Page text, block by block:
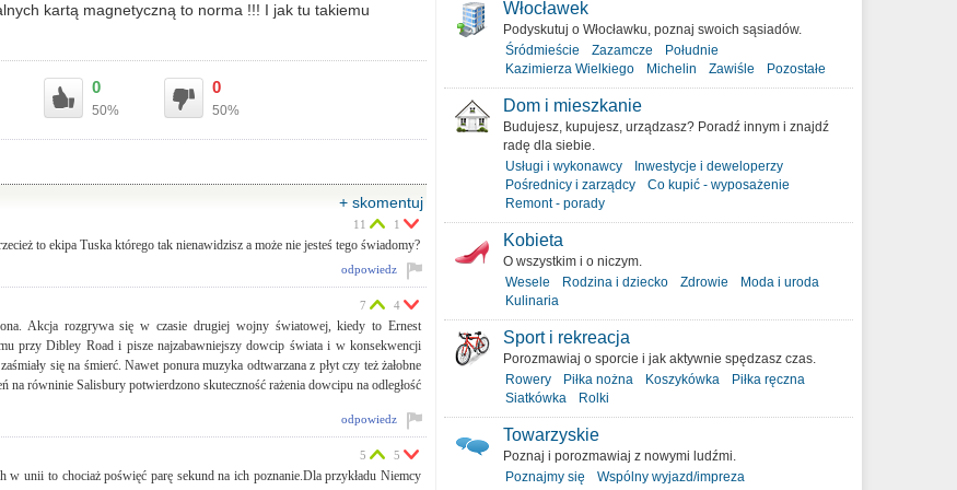
kartą magnetyczną to norma !!! I jak tu takiemu
0
50%
0
50%
+ skomentuj
to ekipa Tuska którego tak nienawidzisz a może nie jesteś tego świadomy?
11 1
odpowiedz
Akcja rozgrywa się w czasie drugiej wojny światowej, kiedy to Ernest
przy Dibley Road i pisze najzabawniejszy dowcip świata i w konsekwencji
się na śmierć. Nawet ponura muzyka odtwarzana z płyt czy też żałobne
na równinie Salisbury potwierdzono skuteczność rażenia dowcipu na odległość
7 4
odpowiedz
w unii to chociaż poświęć parę sekund na ich poznanie.Dla przykładu Niemcy
5 5
Włocławek
Podyskutuj o Włocławku, poznaj swoich sąsiadów.
Śródmieście
Zazamcze
Południe
Kazimierza Wielkiego
Michelin Zawiśle Pozostałe
Dom i mieszkanie
Budujesz, kupujesz, urządzasz? Poradź innym i znajdź
radę dla siebie.
Usługi i wykonawcy
Inwestycje i deweloperzy
Pośrednicy i zarządcy
Co kupić - wyposażenie
Remont - porady
Kobieta
O wszystkim i o niczym.
Wesele
Rodzina i dziecko Zdrowie
Moda i uroda
Kulinaria
Sport i rekreacja
Porozmawiaj o sporcie i jak aktywnie spędzasz czas.
Rowery
Piłka nożna Koszykówka
Piłka ręczna
Siatkówka
Rolki
Towarzyskie
Poznaj i porozmawiaj z nowymi ludźmi.
Poznajmy się
Wspólny wyjazd/impreza